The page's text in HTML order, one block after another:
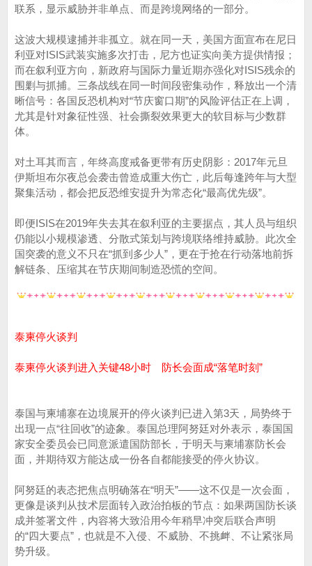
联系，显示威胁并非单点、而是跨境网络的一部分。
这波大规模逮捕并非孤立。就在同一天，美国方面宣布在尼日
利亚对ISIS武装实施多次打击，尼方也证实向美方提供情报；
而在叙利亚方向，新政府与国际力量近期亦强化对ISIS残余的
围剿与抓捕。三条战线在同一时间段密集动作，释放出一个清
晰信号：各国反恐机构对“节庆窗口期”的风险评估正在上调，
尤其是针对象征性强、社会撕裂效果更大的软目标与少数群
体。
对土耳其而言，年终高度戒备更带有历史阴影：2017年元旦
伊斯坦布尔夜总会袭击曾造成重大伤亡，此后每逢跨年与大型
聚集活动，都会把反恐维安提升为常态化“最高优先级”。
即便ISIS在2019年失去其在叙利亚的主要据点，其人员与组织
仍能以小规模渗透、分散式策划与跨境联络维持威胁。此次全
国突袭的意义不只在“抓到多少人”，更在于抢在行动落地前拆
解链条、压缩其在节庆期间制造恐慌的空间。
泰柬停火谈判
泰柬停火谈判进入关键48小时 防长会面成“落笔时刻”
泰国与柬埔寨在边境展开的停火谈判已进入第3天，局势终于
出现一点“往回收”的迹象。泰国总理阿努廷对外表示，泰国国
家安全委员会已同意派遣国防部长，于明天与柬埔寨防长会
面，并期待双方能达成一份各自都能接受的停火协议。
阿努廷的表态把焦点明确落在“明天”——这不仅是一次会面，
更像是谈判从技术层面转入政治拍板的节点：如果两国防长谈
成并签署文件，内容将大致沿用今年稍早冲突后联合声明
的“四大要点”，也就是不入侵、不威胁、不挑衅、不让紧张局
势升级。